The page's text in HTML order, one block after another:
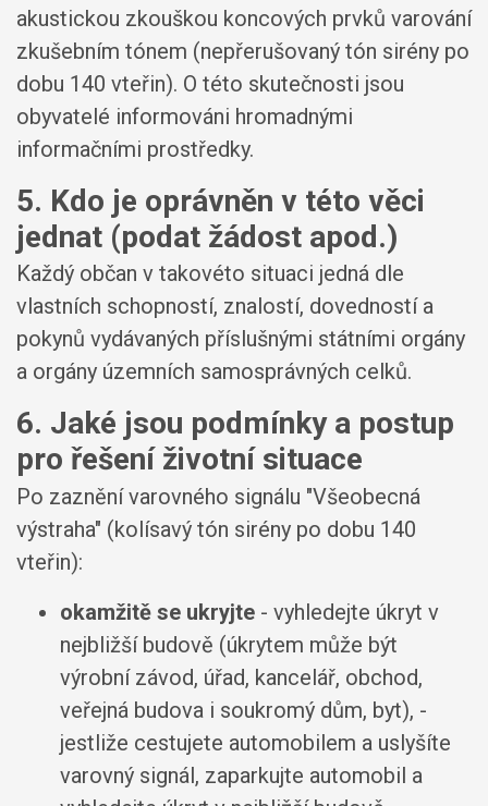
akustickou zkouškou koncových prvků varování
zkušebním tónem (nepřerušovaný tón sirény po
dobu 140 vteřin). O této skutečnosti jsou
obyvatelé informováni hromadnými
informačními prostředky.
5. Kdo je oprávněn v této věci
jednat (podat žádost apod.)
Každý občan v takovéto situaci jedná dle
vlastních schopností, znalostí, dovedností a
pokynů vydávaných příslušnými státními orgány
a orgány územních samosprávných celků.
6. Jaké jsou podmínky a postup
pro řešení životní situace
Po zaznění varovného signálu "Všeobecná
výstraha" (kolísavý tón sirény po dobu 140
vteřin):
okamžitě se ukryjte - vyhledejte úkryt v
nejbližší budově (úkrytem může být
výrobní závod, úřad, kancelář, obchod,
veřejná budova i soukromý dům, byt), -
jestliže cestujete automobilem a uslyšíte
varovný signál, zaparkujte automobil a